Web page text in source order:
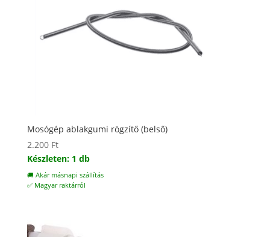
Mosógép ablakgumi rögzítő (belső)
2.200 Ft
Készleten: 1 db
🚚 Akár másnapi szállítás
✅ Magyar raktárról